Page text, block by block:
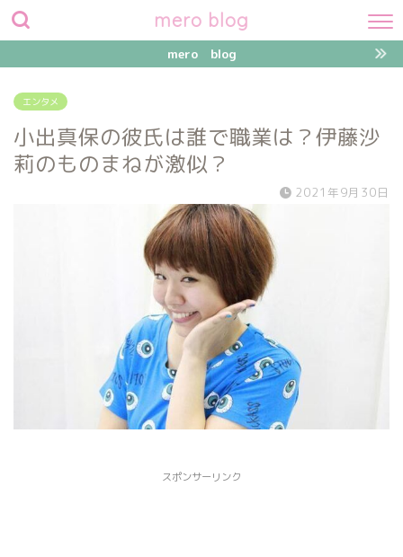
mero blog
mero blog
エンタメ
小出真保の彼氏は誰で職業は？伊藤沙
莉のものまねが激似？
2021年9月30日
スポンサーリンク